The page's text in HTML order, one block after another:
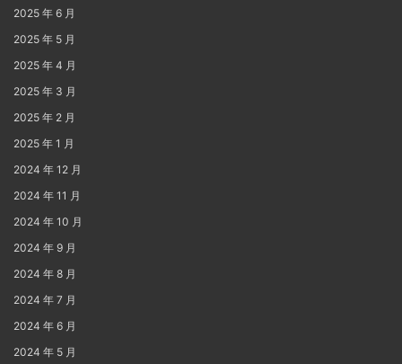
2025 年 6 月
2025 年 5 月
2025 年 4 月
2025 年 3 月
2025 年 2 月
2025 年 1 月
2024 年 12 月
2024 年 11 月
2024 年 10 月
2024 年 9 月
2024 年 8 月
2024 年 7 月
2024 年 6 月
2024 年 5 月